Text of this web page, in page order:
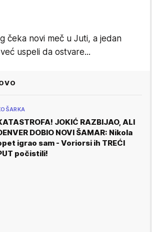
čeka novi meč u Juti, a jedan
uspeli da ostvare...
JOKIĆ RAZBIJAO, ALI
DOBIO NOVI ŠAMAR: Nikola
igrao sam - Voriorsi ih TREĆI
počistili!